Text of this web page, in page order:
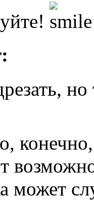
может